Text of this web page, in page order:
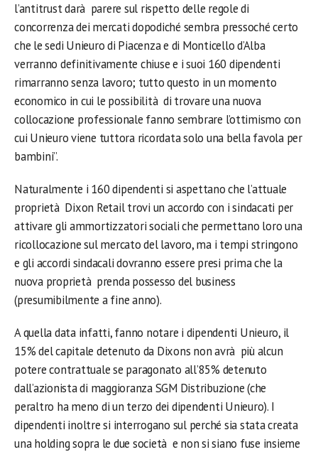
l’antitrust darà parere sul rispetto delle regole di
concorrenza dei mercati dopodiché sembra pressoché certo
che le sedi Unieuro di Piacenza e di Monticello d’Alba
verranno definitivamente chiuse e i suoi 160 dipendenti
rimarranno senza lavoro; tutto questo in un momento
economico in cui le possibilità di trovare una nuova
collocazione professionale fanno sembrare l’ottimismo con
cui Unieuro viene tuttora ricordata solo una bella favola per
bambini”.
Naturalmente i 160 dipendenti si aspettano che l’attuale
proprietà Dixon Retail trovi un accordo con i sindacati per
attivare gli ammortizzatori sociali che permettano loro una
ricollocazione sul mercato del lavoro, ma i tempi stringono
e gli accordi sindacali dovranno essere presi prima che la
nuova proprietà prenda possesso del business
(presumibilmente a fine anno).
A quella data infatti, fanno notare i dipendenti Unieuro, il
15% del capitale detenuto da Dixons non avrà più alcun
potere contrattuale se paragonato all’85% detenuto
dall’azionista di maggioranza SGM Distribuzione (che
peraltro ha meno di un terzo dei dipendenti Unieuro). I
dipendenti inoltre si interrogano sul perché sia stata creata
una holding sopra le due società e non si siano fuse insieme